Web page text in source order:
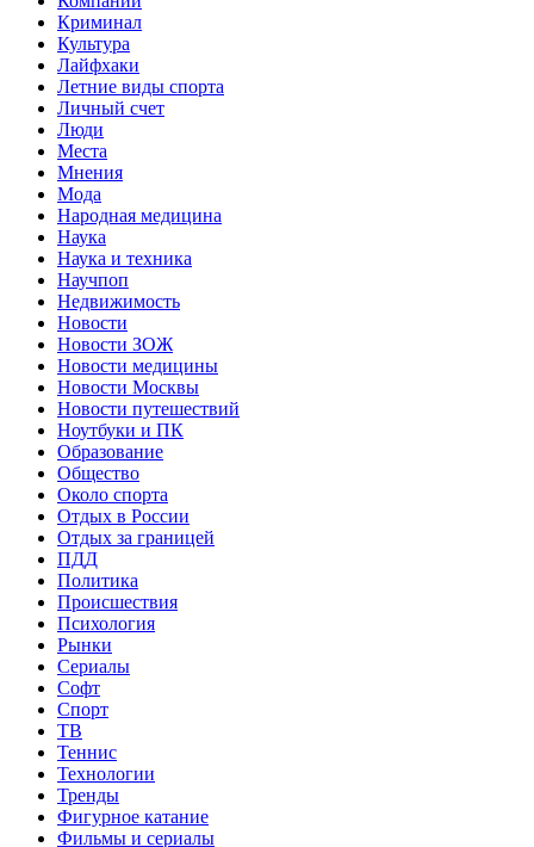
Криминал
Культура
Лайфхаки
Летние виды спорта
Личный счет
Люди
Места
Мнения
Мода
Народная медицина
Наука
Наука и техника
Научпоп
Недвижимость
Новости
Новости ЗОЖ
Новости медицины
Новости Москвы
Новости путешествий
Ноутбуки и ПК
Образование
Общество
Около спорта
Отдых в России
Отдых за границей
ПДД
Политика
Происшествия
Психология
Рынки
Сериалы
Софт
Спорт
ТВ
Теннис
Технологии
Тренды
Фигурное катание
Фильмы и сериалы